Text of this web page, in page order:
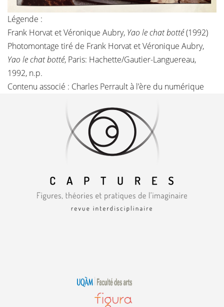
Légende :
Frank Horvat et Véronique Aubry, Yao le chat botté(1992)
Photomontage tiré de Frank Horvat et Véronique Aubry,
Yao le chat botté, Paris: Hachette/Gautier-Languereau,
1992, n.p.
Contenu associé : Charles Perrault à l’ère du numérique